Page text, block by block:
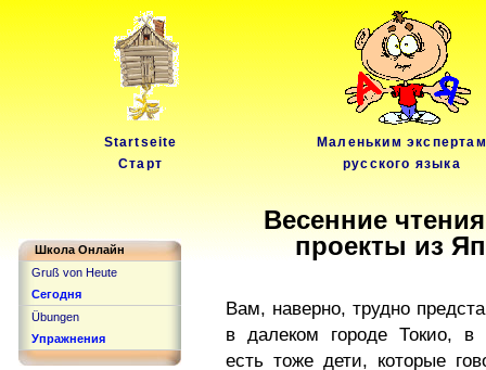
Startseite
Старт
Маленьким экспертам
русского языка
Весенние
проекты из
Вам, наверно, трудно
в далеком городе Токио, в
есть тоже дети, которые
Школа Онлайн
Gruß von Heute
Сегодня
Übungen
Упражнения